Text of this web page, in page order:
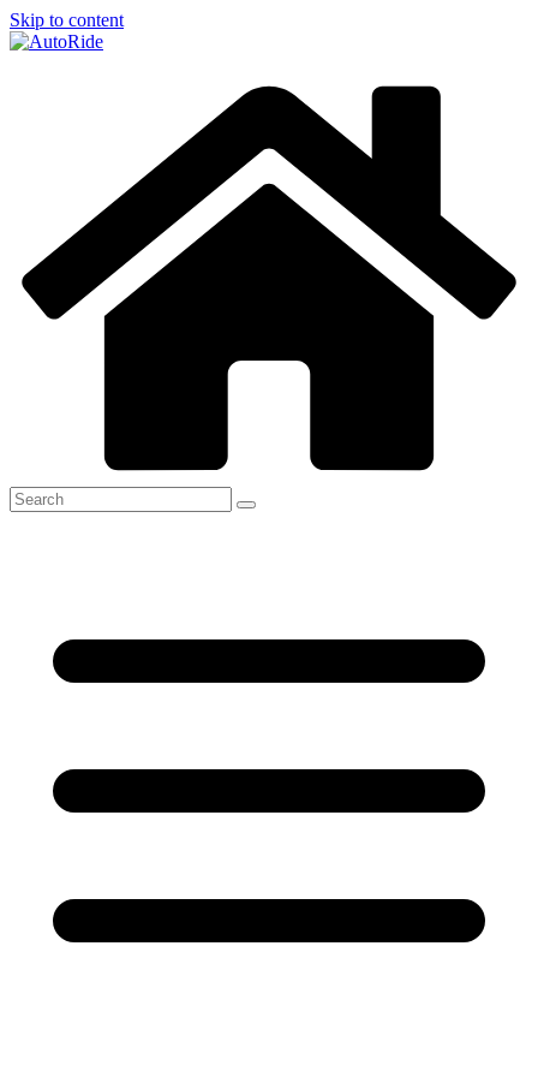
Skip to content